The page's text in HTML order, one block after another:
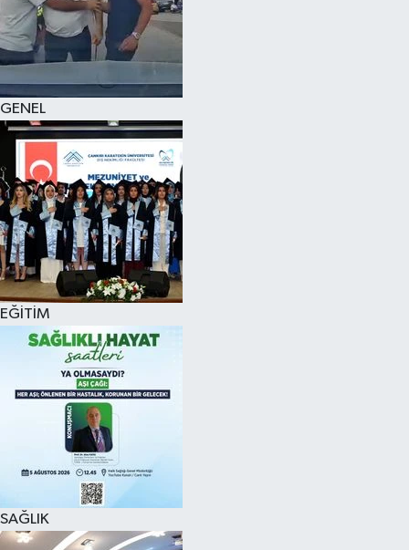
GENEL
EĞİTİM
SAĞLIK
KÜLTÜR SANAT
SAĞLIK
SİYASET
SPOR
TEKNOLOJİ
VİZYONDAKİLER
YAŞAM